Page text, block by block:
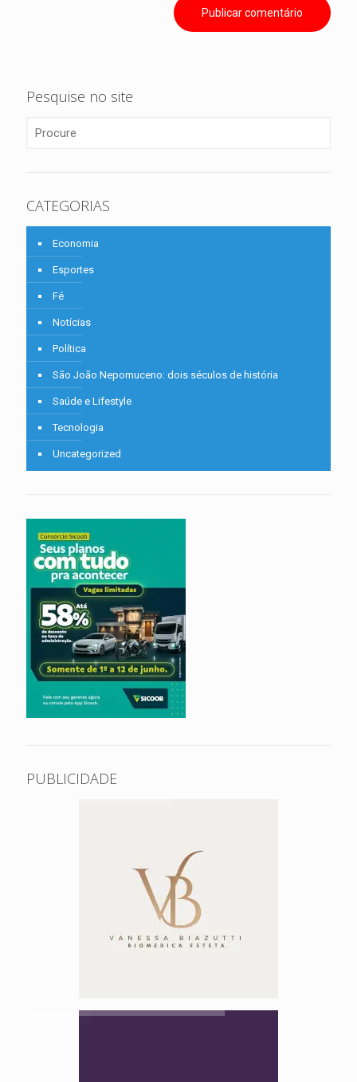
Pesquise no site
CATEGORIAS
Economia
Esportes
Fé
Notícias
Política
São João Nepomuceno: dois séculos de história
Saúde e Lifestyle
Tecnologia
Uncategorized
PUBLICIDADE